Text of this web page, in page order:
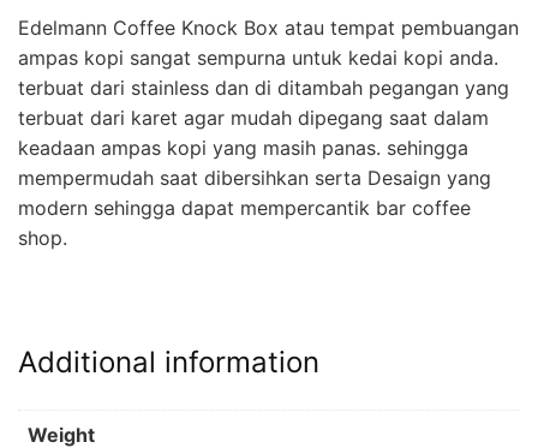
Edelmann Coffee Knock Box atau tempat pembuangan
ampas kopi sangat sempurna untuk kedai kopi anda.
terbuat dari stainless dan di ditambah pegangan yang
terbuat dari karet agar mudah dipegang saat dalam
keadaan ampas kopi yang masih panas. sehingga
mempermudah saat dibersihkan serta Desaign yang
modern sehingga dapat mempercantik bar coffee
shop.
Additional information
Weight